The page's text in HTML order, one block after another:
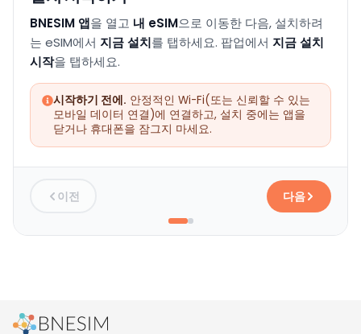
BNESIM 앱을 열고 내 eSIM으로 이동한 다음, 설치하려
는 eSIM에서 지금 설치를 탭하세요. 팝업에서 지금 설치
시작을 탭하세요.
시작하기 전에. 안정적인 Wi-Fi(또는 신뢰할 수 있는
모바일 데이터 연결)에 연결하고, 설치 중에는 앱을
닫거나 휴대폰을 잠그지 마세요.
이전 다음